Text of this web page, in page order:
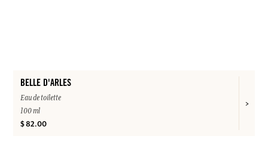
BELLE D'ARLES
Eau de toilette
100 ml
$ 82.00